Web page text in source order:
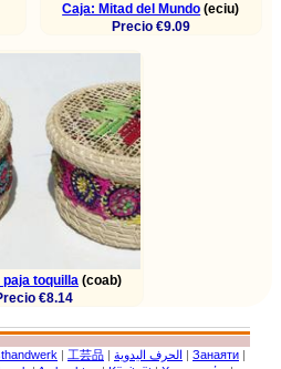
Caja: Mitad del Mundo (eciu)
Precio €9.09
paja toquilla (coab)
€8.14
| 工芸品 | الحرف اليدوية | Занаяти |